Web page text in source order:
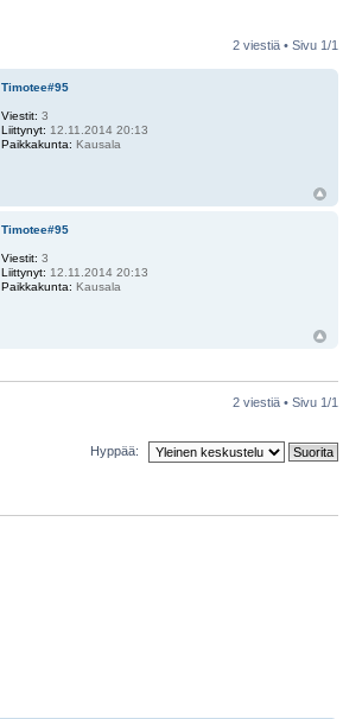
2 viestiä • Sivu 1/1
Timotee#95
Viestit: 3
Liittynyt: 12.11.2014 20:13
Paikkakunta: Kausala
Timotee#95
Viestit: 3
Liittynyt: 12.11.2014 20:13
Paikkakunta: Kausala
2 viestiä • Sivu 1/1
Hyppää: